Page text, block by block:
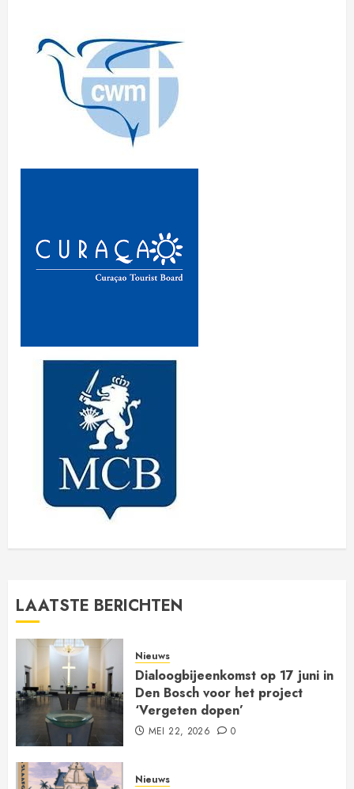
LAATSTE BERICHTEN
Nieuws
Dialoogbijeenkomst op 17 juni in
Den Bosch voor het project
‘Vergeten dopen’
MEI 22, 2026 0
Nieuws